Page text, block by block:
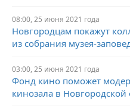
08:00, 25 июня 2021 года
Новгородцам покажут
из собрания музея-
03:00, 25 июня 2021 года
Фонд кино поможет
кинозала в Новгородской